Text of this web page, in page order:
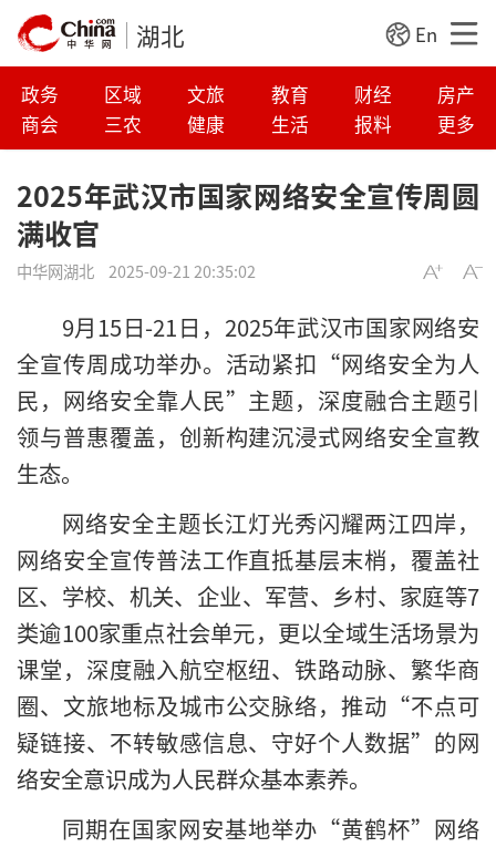
湖北 En
政务 区域 文旅 教育 财经
房产
商会
三农 健康 生活 报料 更多
2025年武汉市国家网络安全宣传周圆
满收官
中华网湖北 2025-09-21 20:35:02
9月15日-21日，2025年武汉市国家网络安
全宣传周成功举办。活动紧扣“网络安全为人
民，网络安全靠人民”主题，深度融合主题引
领与普惠覆盖，创新构建沉浸式网络安全宣教
生态。
网络安全主题长江灯光秀闪耀两江四岸，
网络安全宣传普法工作直抵基层末梢，覆盖社
区、学校、机关、企业、军营、乡村、家庭等7
类逾100家重点社会单元，更以全域生活场景为
课堂，深度融入航空枢纽、铁路动脉、繁华商
圈、文旅地标及城市公交脉络，推动“不点可
疑链接、不转敏感信息、守好个人数据”的网
络安全意识成为人民群众基本素养。
同期在国家网安基地举办“黄鹤杯”网络